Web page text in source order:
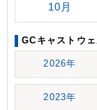
10月
GCキャストウ
2026年
2023年